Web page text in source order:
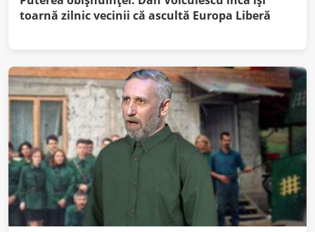
toarnă zilnic vecinii că ascultă Europa Liberă